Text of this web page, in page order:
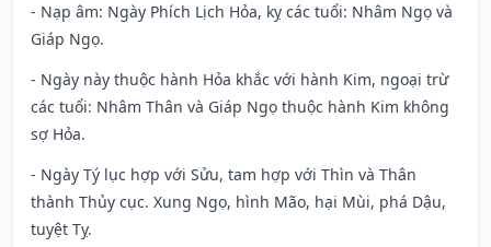
- Nạp âm: Ngày Phích Lịch Hỏa, kỵ các tuổi: Nhâm Ngọ và
Giáp Ngọ.
- Ngày này thuộc hành Hỏa khắc với hành Kim, ngoại trừ
các tuổi: Nhâm Thân và Giáp Ngọ thuộc hành Kim không
sợ Hỏa.
- Ngày Tý lục hợp với Sửu, tam hợp với Thìn và Thân
thành Thủy cục. Xung Ngọ, hình Mão, hại Mùi, phá Dậu,
tuyệt Tỵ.